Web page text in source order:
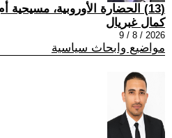
(13) الحضارة الأوروبية، مسيحية أم لامسيحية الهوية
كمال غبريال
2026 / 8 / 9
مواضيع وابحاث سياسية